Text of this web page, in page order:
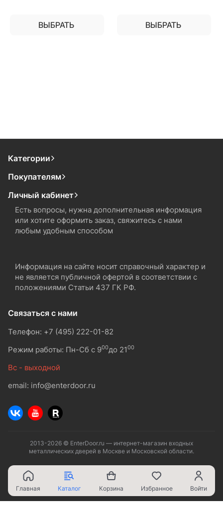
ВЫБРАТЬ ВЫБРАТЬ
Категории
Покупателям
Личный кабинет
Есть вопросы, нужна дополнительная информация
или хотите оформить заказ, свяжитесь с нами
любым удобным способом
Информация на сайте носит справочный характер и
не является публичной офертой в соответствии с
положениями Статьи 437 ГК РФ.
Связаться с нами
Телефон: +7 (495) 222-01-82
Режим работы: Пн-Сб с 900до 2100
Вс - выходной
email: info@enterdoor.ru
2013-2026 © EnterDoor.ru — интернет-магазин входных
металлических дверей в Москве и Московской области.
Главная Каталог Корзина Избранное Войти